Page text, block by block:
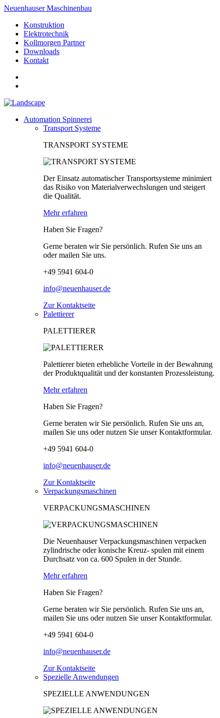
Neuenhauser Maschinenbau
Konstruktion
Elektrotechnik
Kollmorgen Partner
Downloads
Kontakt
Automation Spinnerei
Transport Systeme
TRANSPORT SYSTEME
Der Einsatz automatischer Transportsysteme minimiert
das Risiko von Materialverwechslungen und steigert
die Qualität.
Mehr erfahren
Haben Sie Fragen?
Gerne beraten wir Sie persönlich. Rufen Sie uns an
oder mailen Sie uns.
+49 5941 604-0
info@neuenhauser.de
Zur Kontaktseite
Palettierer
PALETTIERER
Palettierer bieten erhebliche Vorteile in der Bewahrung
der Produktqualität und der konstanten Prozessleistung.
Mehr erfahren
Haben Sie Fragen?
Gerne beraten wir Sie persönlich. Rufen Sie uns an,
mailen Sie uns oder nutzen Sie unser Kontaktformular.
+49 5941 604-0
info@neuenhauser.de
Zur Kontaktseite
Verpackungsmaschinen
VERPACKUNGSMASCHINEN
Die Neuenhauser Verpackungsmaschinen verpacken
zylindrische oder konische Kreuz- spulen mit einem
Durchsatz von ca. 600 Spulen in der Stunde.
Mehr erfahren
Haben Sie Fragen?
Gerne beraten wir Sie persönlich. Rufen Sie uns an,
mailen Sie uns oder nutzen Sie unser Kontaktformular.
+49 5941 604-0
info@neuenhauser.de
Zur Kontaktseite
Spezielle Anwendungen
SPEZIELLE ANWENDUNGEN